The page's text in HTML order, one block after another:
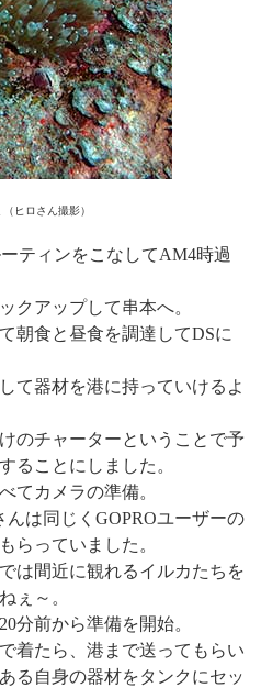
ヒロさん撮影）
ティンをこなしてAM4時過
クアップして串本へ。
朝食と昼食を調達してDSに
て器材を港に持っていけるよ
のチャーターということで予
ることにしました。
てカメラの準備。
んは同じくGOPROユーザーの
らっていました。
は間近に観れるイルカたちを
ぇ～。
分前から準備を開始。
着たら、港まで送ってもらい
る自身の器材をタンクにセッ